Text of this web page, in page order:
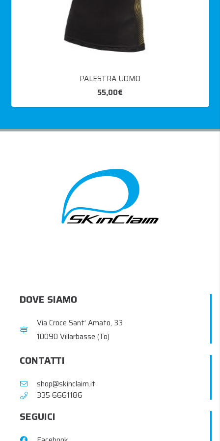
PALESTRA UOMO
55,00€
DOVE SIAMO
Via Croce Sant’ Amato, 33
10090 Villarbasse (To)
CONTATTI
shop@skinclaim.it
‭335 6661186‬
SEGUICI